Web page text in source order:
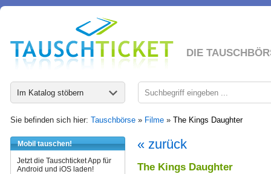
DIE
Im Katalog stöbern
Sie befinden sich hier: Tauschbörse » Filme » The Kings Daughter
Mobil tauschen!
Jetzt die Tauschticket App für
Android und iOS laden!
« zurück
The Kings Daughter